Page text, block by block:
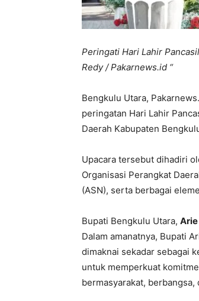
Peringati Hari Lahir
Redy / Pakarnews.id “
Bengkulu Utara,
peringatan Hari Lahir
Daerah Kabupaten
Upacara tersebut dihadiri
Organisasi Perangkat
(ASN), serta berbagai
Bupati Bengkulu Utara, Arie
Dalam amanatnya, Bupati
dimaknai sekadar sebagai
untuk memperkuat
bermasyarakat, berbangsa,